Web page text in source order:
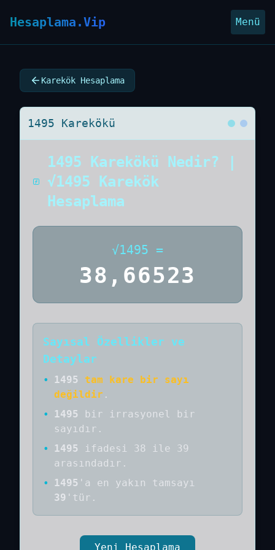
Hesaplama.Vip Menü
Karekök Hesaplama
1495 Karekökü
1495 Karekökü Nedir? |
√1495 Karekök
Hesaplama
√1495 =
38,66523
Sayısal Özellikler ve
Detaylar
• 1495
tam kare bir sayı
değildir .
•
1495 bir
irrasyonel bir
sayıdır .
•
1495
ifadesi 38 ile 39
arasındadır.
•
1495 'a en yakın tamsayı
39 'tür.
Yeni Hesaplama